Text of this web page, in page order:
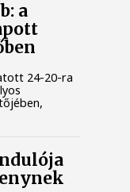
a
24-20-ra